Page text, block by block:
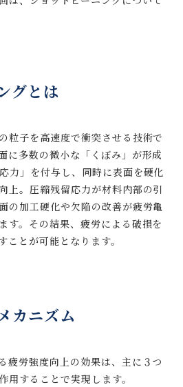
グとは
粒子を高速度で衝突させる技術で
に多数の微小な「くぼみ」が形成
力」を付与し、同時に表面を硬化
上。圧縮残留応力が材料内部の引
の加工硬化や欠陥の改善が疲労亀
す。その結果、疲労による破損を
とが可能となります。
カニズム
疲労強度向上の効果は、主に３つ
用することで実現します。